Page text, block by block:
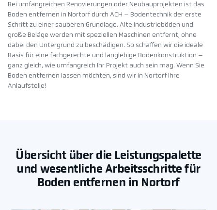
Bei umfangreichen Renovierungen oder Neubauprojekten ist das
Boden entfernen in Nortorf durch ACH – Bodentechnik der erste
Schritt zu einer sauberen Grundlage. Alte Industrieböden und
große Beläge werden mit speziellen Maschinen entfernt, ohne
dabei den Untergrund zu beschädigen. So schaffen wir die ideale
Basis für eine fachgerechte und langlebige Bodenkonstruktion –
ganz gleich, wie umfangreich Ihr Projekt auch sein mag. Wenn Sie
Boden entfernen lassen möchten, sind wir in Nortorf Ihre
Anlaufstelle!
Übersicht über die Leistungspalette
und wesentliche Arbeitsschritte für
Boden entfernen in Nortorf